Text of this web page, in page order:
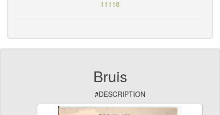
11118
Bruis
#DESCRIPTION